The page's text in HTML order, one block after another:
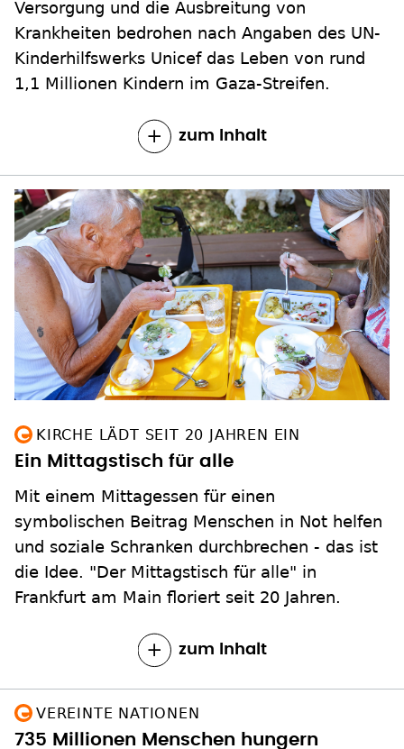
Versorgung und die Ausbreitung von
Krankheiten bedrohen nach Angaben des UN-
Kinderhilfswerks Unicef das Leben von rund
1,1 Millionen Kindern im Gaza-Streifen.
zum Inhalt
KIRCHE LÄDT SEIT 20 JAHREN EIN
Ein Mittagstisch für alle
Mit einem Mittagessen für einen
symbolischen Beitrag Menschen in Not helfen
und soziale Schranken durchbrechen - das ist
die Idee. "Der Mittagstisch für alle" in
Frankfurt am Main floriert seit 20 Jahren.
zum Inhalt
VEREINTE NATIONEN
735 Millionen Menschen hungern